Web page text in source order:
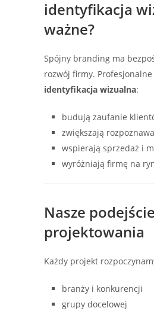
identyfikacja
ważne?
Spójny branding ma
rozwój firmy. Profesjonalne
identyfikacja wizualna:
budują zaufanie
zwiększają
wspierają sprzedaż i
wyróżniają firmę na
Nasze
projektowania
Każdy projekt
branży i konkurencji
grupy docelowej